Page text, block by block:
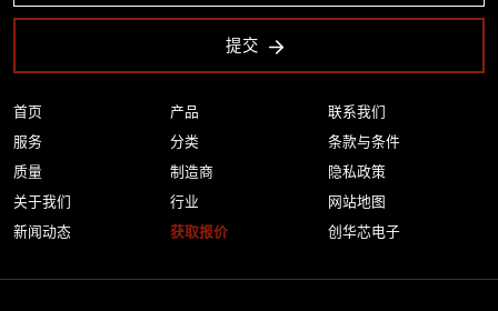
首页
服务
质量
关于我们
新闻动态
产品
分类
制造商
行业
获取报价
联系我们
条款与条件
隐私政策
网站地图
创华芯电子
提交